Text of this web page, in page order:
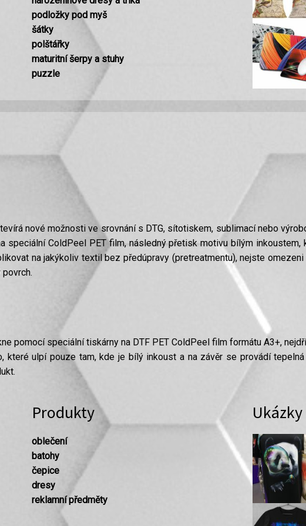
podložky pod myš
šátky
polštářky
maturitní šerpy a stuhy
puzzle
nové možnosti ve srovnání s DTG, sítotiskem, sublimací nebo
speciální ColdPeel PET film, následný přetisk motivu bílým
na jakýkoliv textil bez předúpravy (pretreatmentu), nejste
pomocí speciální tiskárny na DTF PET ColdPeel film formátu A3+,
které ulpí pouze tam, kde je bílý inkoust a na závěr se provádí
Produkty
oblečení
batohy
čepice
dresy
reklamní předměty
Ukázky